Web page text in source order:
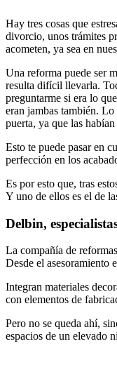
Hay tres cosas que
divorcio, unos trámites
acometen, ya sea en
Una reforma puede ser
resulta difícil llevarla.
preguntarme si era lo
eran jambas también.
puerta, ya que las
Esto te puede pasar en
perfección en los
Es por esto que, tras
Y uno de ellos es el de
Delbin,
La compañía de
Desde el asesoramiento
Integran materiales
con elementos de
Pero no se queda ahí,
espacios de un elevado